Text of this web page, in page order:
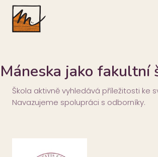
Máneska jako fakultní
Škola aktivně vyhledává příležitosti ke
Navazujeme spolupráci s odborníky.